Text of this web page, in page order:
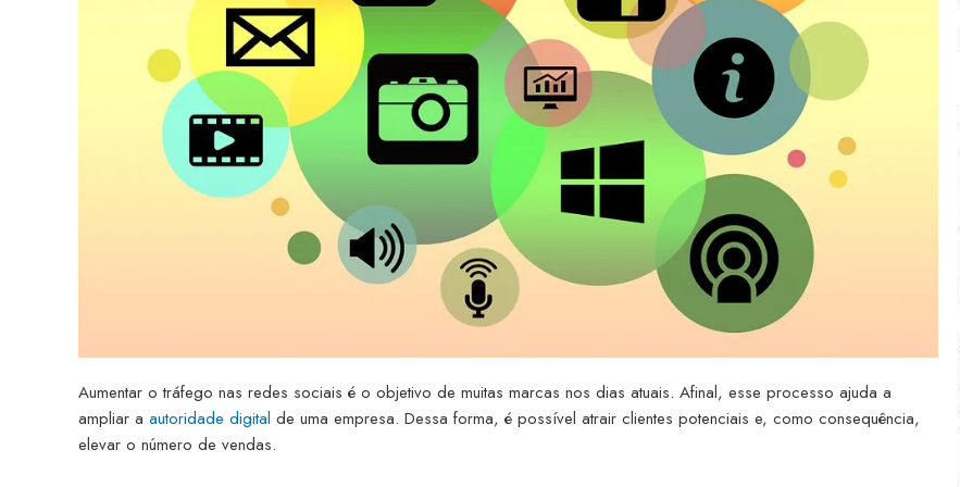
Aumentar o tráfego nas redes sociais é o objetivo de muitas marcas nos dias atuais. Afinal, esse processo ajuda a
ampliar a autoridade digital de uma empresa. Dessa forma, é possível atrair clientes potenciais e, como consequência,
elevar o número de vendas.